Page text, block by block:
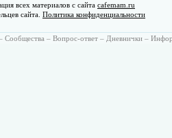
всех материалов с сайта cafemam.ru
сайта. Политика конфиденциальности
Сообщества – Вопрос-ответ – Дневнички –